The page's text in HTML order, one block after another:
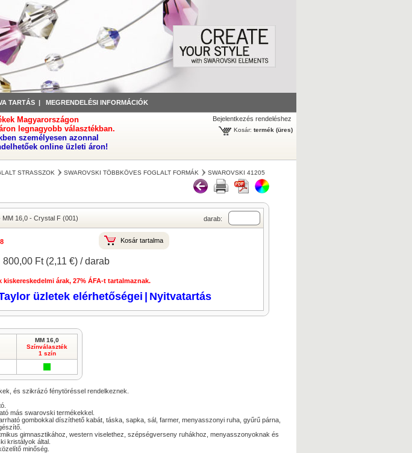
TARTÁS | MEGRENDELÉSI INFORMÁCIÓK
Magyarországon
legnagyobb választékban.
személyesen azonnal
online üzleti áron!
Bejelentkezés rendeléshez
Kosár: termék (üres)
STRASSZOK SWAROVSKI TÖBBKÖVES FOGLALT FORMÁK SWAROVSKI 41205
MM 16,0 - Crystal F (001) darab:
Kosár tartalma
800,00 Ft‎ (2,11 €) / darab
árak, 27% ÁFA-t tartalmaznak.
üzletek elérhetőségei Nyitvatartás
MM 16,0
Színválaszték
1 szín
és szikrázó fénytöréssel rendelkeznek.
más swarovski termékekkel.
gombokkal díszíthető kabát, táska, sapka, sál, farmer, menyasszonyi ruha, gyűrű párna,
gimnasztikához, western viselethez, szépségverseny ruhákhoz, menyasszonyoknak és
kristályok által.
minőség.